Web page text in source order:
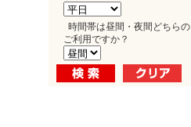
時間帯は昼間・夜間どちらの
ご利用ですか？